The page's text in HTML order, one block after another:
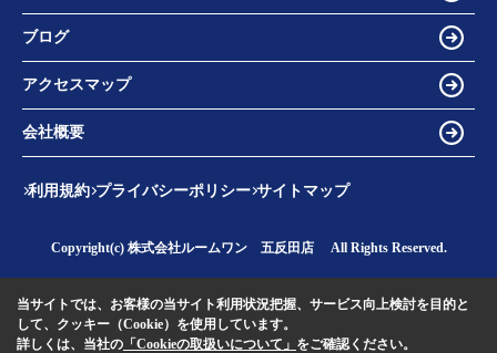
ブログ
アクセスマップ
会社概要
利用規約 プライバシーポリシー サイトマップ
Copyright(c) 株式会社ルームワン 五反田店 All Rights Reserved.
当サイトでは、お客様の当サイト利用状況把握、サービス向上検討を目的と
して、クッキー（Cookie）を使用しています。
詳しくは、当社の 「Cookieの取扱いについて」 をご確認ください。